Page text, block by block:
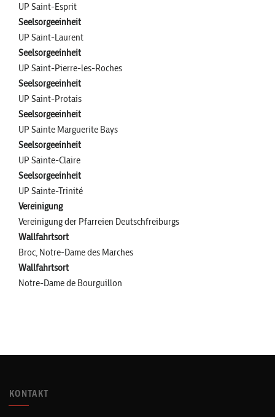
UP Saint-Esprit
Seelsorgeeinheit
UP Saint-Laurent
Seelsorgeeinheit
UP Saint-Pierre-les-Roches
Seelsorgeeinheit
UP Saint-Protais
Seelsorgeeinheit
UP Sainte Marguerite Bays
Seelsorgeeinheit
UP Sainte-Claire
Seelsorgeeinheit
UP Sainte-Trinité
Vereinigung
Vereinigung der Pfarreien Deutschfreiburgs
Wallfahrtsort
Broc, Notre-Dame des Marches
Wallfahrtsort
Notre-Dame de Bourguillon
KONTAKT